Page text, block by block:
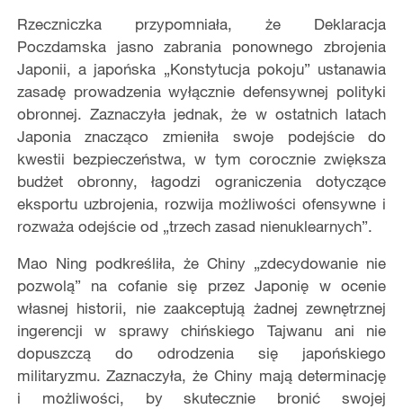
Rzeczniczka przypomniała, że Deklaracja
Poczdamska jasno zabrania ponownego zbrojenia
Japonii, a japońska „Konstytucja pokoju” ustanawia
zasadę prowadzenia wyłącznie defensywnej polityki
obronnej. Zaznaczyła jednak, że w ostatnich latach
Japonia znacząco zmieniła swoje podejście do
kwestii bezpieczeństwa, w tym corocznie zwiększa
budżet obronny, łagodzi ograniczenia dotyczące
eksportu uzbrojenia, rozwija możliwości ofensywne i
rozważa odejście od „trzech zasad nienuklearnych”.
Mao Ning podkreśliła, że Chiny „zdecydowanie nie
pozwolą” na cofanie się przez Japonię w ocenie
własnej historii, nie zaakceptują żadnej zewnętrznej
ingerencji w sprawy chińskiego Tajwanu ani nie
dopuszczą do odrodzenia się japońskiego
militaryzmu. Zaznaczyła, że Chiny mają determinację
i możliwości, by skutecznie bronić swojej